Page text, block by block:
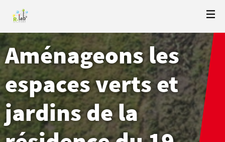
Aménageons les
espaces verts et
jardins de la